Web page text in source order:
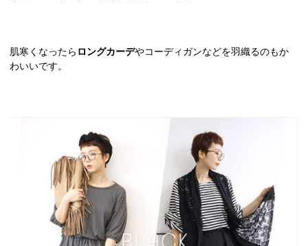
肌寒くなったら ロングカーデやコーディガンなどを羽織るのもか
わいいです。